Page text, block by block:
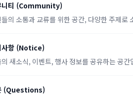
티 (Community)
의 소통과 교류를 위한 공간, 다양한 주제로
항 (Notice)
의 새소식, 이벤트, 행사 정보를 공유하는 공간
(Questions)